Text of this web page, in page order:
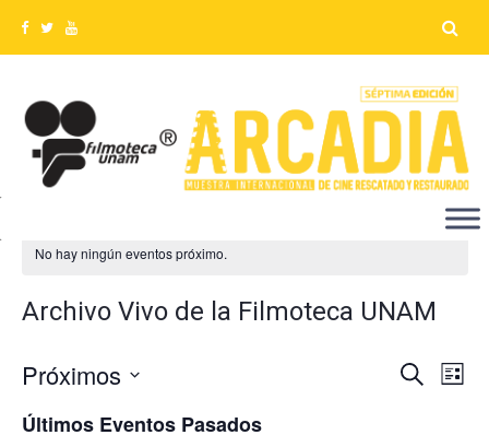
No hay ningún eventos próximo.
Archivo Vivo de la Filmoteca UNAM
Buscar
Lista
Próximos
Últimos Eventos Pasados